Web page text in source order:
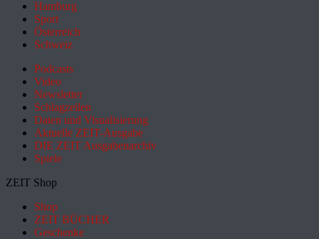
Hamburg
Sport
Österreich
Schweiz
Podcasts
Video
Newsletter
Schlagzeilen
Daten und Visualisierung
Aktuelle ZEIT-Ausgabe
DIE ZEIT Ausgabenarchiv
Spiele
ZEIT Shop
Shop
ZEIT BÜCHER
Geschenke